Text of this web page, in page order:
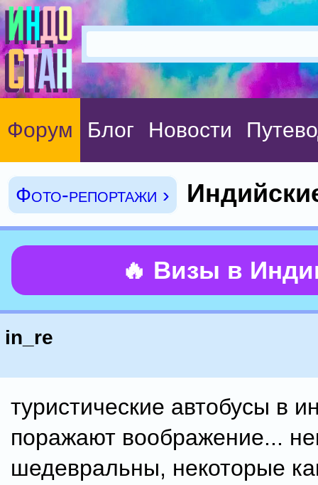
Форум Блог Новости
Фото-репортажи ›
🔥 Визы в
in_re
туристические автобусы в
поражают воображение...
шедевральны, некоторые